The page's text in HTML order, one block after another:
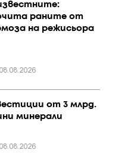
раните от
на режисьора
от 3 млрд.
минерали